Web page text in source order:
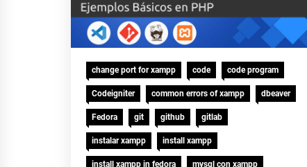
change port for xampp code code program
Codeigniter common errors of xampp dbeaver
Fedora git github gitlab
instalar xampp install xampp
install xampp in fedora mysql con xampp